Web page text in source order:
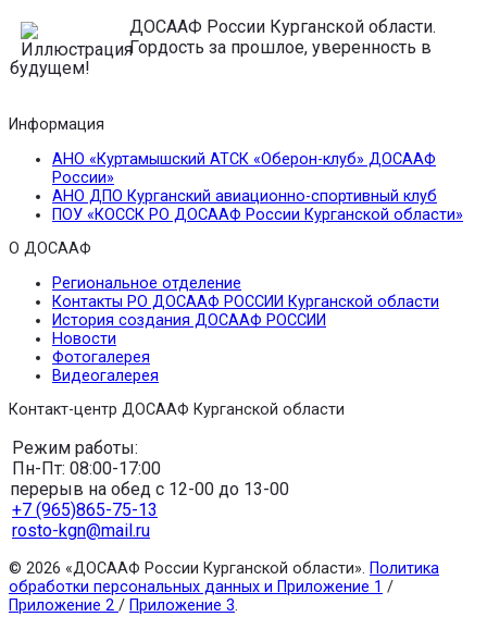
ДОСААФ России Курганской области.
Гордость за прошлое, уверенность в
будущем!
Информация
АНО «Куртамышский АТСК «Оберон-клуб» ДОСААФ
России»
АНО ДПО Курганский авиационно-спортивный клуб
ПОУ «КОССК РО ДОСААФ России Курганской области»
О ДОСААФ
Региональное отделение
Контакты РО ДОСААФ РОССИИ Курганской области
История создания ДОСААФ РОССИИ
Новости
Фотогалерея
Видеогалерея
Контакт-центр ДОСААФ Курганской области
Режим работы:
Пн-Пт: 08:00-17:00
перерыв на обед с 12-00 до 13-00
+7 (965)865-75-13
rosto-kgn@mail.ru
© 2026 «ДОСААФ России Курганской области». Политика
обработки персональных данных и Приложение 1 /
Приложение 2 / Приложение 3.